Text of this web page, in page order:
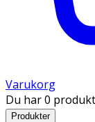
Varukorg
Du har 0
Produkter